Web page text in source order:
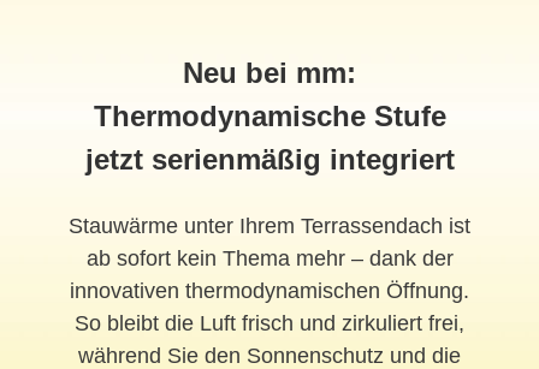
Neu bei mm:
Thermodynamische Stufe
jetzt serienmäßig integriert
Stauwärme unter Ihrem Terrassendach ist
ab sofort kein Thema mehr – dank der
innovativen thermodynamischen Öffnung.
So bleibt die Luft frisch und zirkuliert frei,
während Sie den Sonnenschutz und die